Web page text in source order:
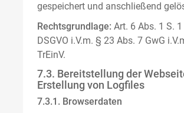
gespeichert und anschließend
Rechtsgrundlage: Art. 6 Abs. 1 S.
DSGVO i.V.m. § 23 Abs. 7 GwG
TrEinV.
7.3. Bereitstellung der
Erstellung von Logfiles
7.3.1. Browserdaten